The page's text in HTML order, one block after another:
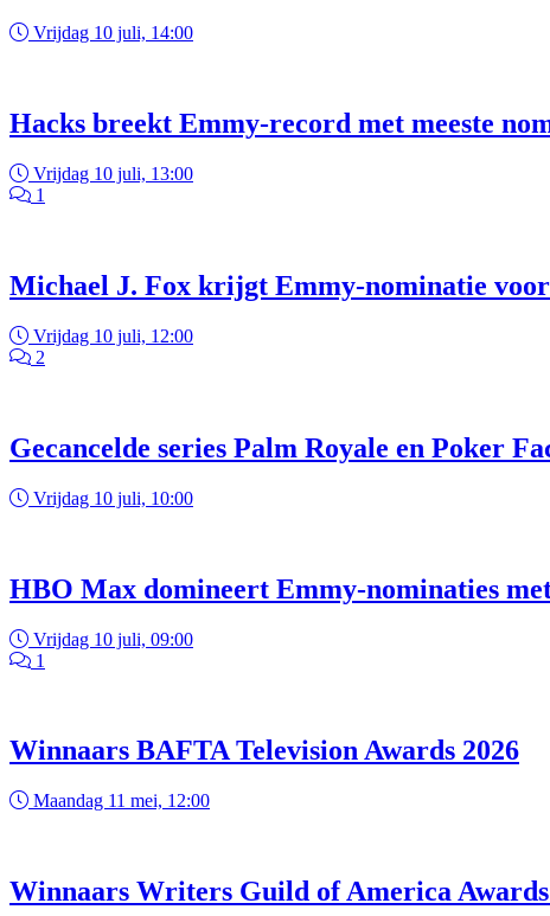
Vrijdag 10 juli, 14:00
Hacks breekt Emmy-record met meeste
Vrijdag 10 juli, 13:00
1
Michael J. Fox krijgt Emmy-nominatie
Vrijdag 10 juli, 12:00
2
Gecancelde series Palm Royale en Poker
Vrijdag 10 juli, 10:00
HBO Max domineert Emmy-nominaties
Vrijdag 10 juli, 09:00
1
Winnaars BAFTA Television Awards 2026
Maandag 11 mei, 12:00
Winnaars Writers Guild of America Awards